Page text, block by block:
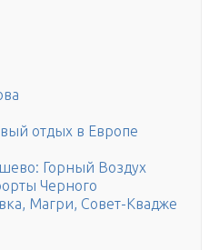
отдых в Европе
Горный Воздух
Черного
Магри, Совет-Квадже